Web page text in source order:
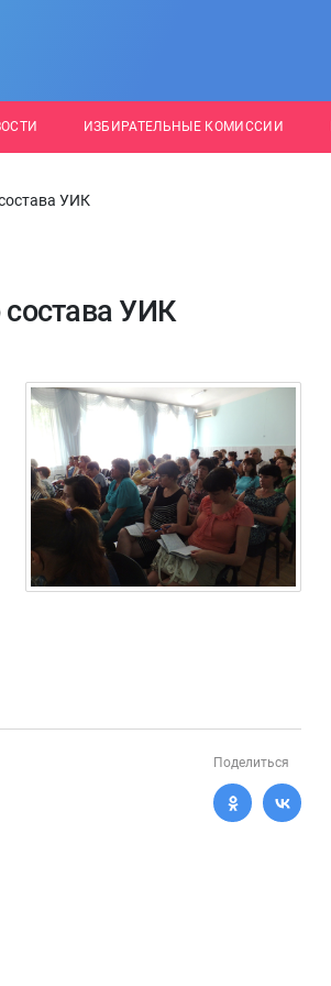
ИЗБИРАТЕЛЬНЫЕ КОМИССИИ
УИК
УИК
Поделиться